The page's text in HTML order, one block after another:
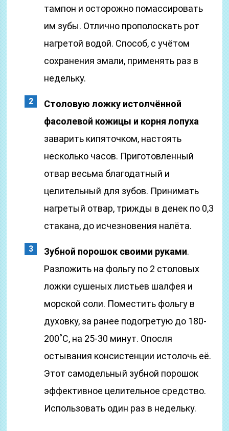
тампон и осторожно помассировать
им зубы. Отлично прополоскать рот
нагретой водой. Способ, с учётом
сохранения эмали, применять раз в
недельку.
Столовую ложку истолчённой
фасолевой кожицы и корня лопуха
заварить кипяточком, настоять
несколько часов. Приготовленный
отвар весьма благодатный и
целительный для зубов. Принимать
нагретый отвар, трижды в денек по 0,3
стакана, до исчезновения налёта.
Зубной порошок своими руками.
Разложить на фольгу по 2 столовых
ложки сушеных листьев шалфея и
морской соли. Поместить фольгу в
духовку, за ранее подогретую до 180-
200˚С, на 25-30 минут. Опосля
остывания консистенции истолочь её.
Этот самодельный зубной порошок
эффективное целительное средство.
Использовать один раз в недельку.